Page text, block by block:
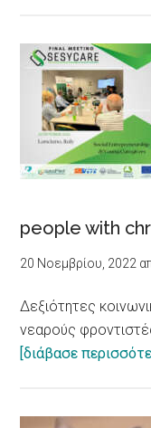
people with
20 Νοεμβρίου, 2022
Δεξιότητες
νεαρούς
[διάβασε